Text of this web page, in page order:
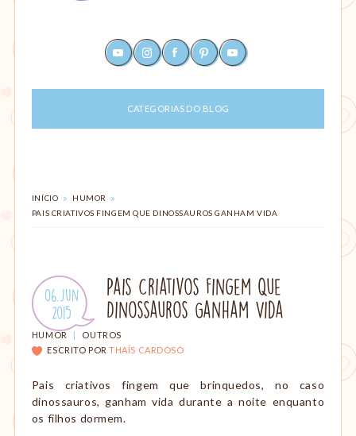
paternagem,
ajudar
mães
e
criação
com
amor,
parto,
gestação,
Montessori,
viagem
etc.
youtubeinstagramfacebookpinterest
CATEGORIAS DO BLOG
VOCÊ
ESTÁ
INÍCIO » HUMOR »
PAIS CRIATIVOS FINGEM QUE DINOSSAUROS GANHAM VIDA
Publicado
em:
06.Jun
.
2015
Pais Criativos Fingem Que
Dinossauros Ganham Vida
CATEGORIAS:
HUMOR
OUTROS
ESCRITO POR THAÍS CARDOSO
Pais criativos fingem que brinquedos, no caso
dinossauros, ganham vida durante a noite enquanto
os filhos dormem.